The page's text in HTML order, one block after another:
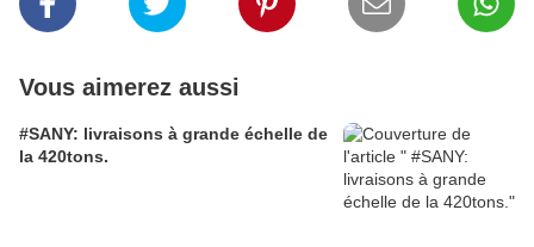
Vous aimerez aussi
#SANY: livraisons à grande échelle de
la 420tons.